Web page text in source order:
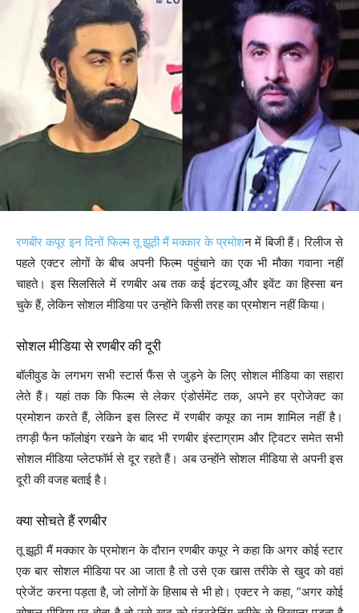
रणबीर कपूर इन दिनों फिल्म तू झूठी मैं मक्कार के प्रमोशन में बिजी हैं। रिलीज से
पहले एक्टर लोगों के बीच अपनी फिल्म पहुंचाने का एक भी मौका गवाना नहीं
चाहते। इस सिलसिले में रणबीर अब तक कई इंटरव्यू और इवेंट का हिस्सा बन
चुके हैं, लेकिन सोशल मीडिया पर उन्होंने किसी तरह का प्रमोशन नहीं किया।
सोशल मीडिया से रणबीर की दूरी
बॉलीवुड के लगभग सभी स्टार्स फैंस से जुड़ने के लिए सोशल मीडिया का सहारा
लेते हैं। यहां तक कि फिल्म से लेकर एंडोर्समेंट तक, अपने हर प्रोजेक्ट का
प्रमोशन करते हैं, लेकिन इस लिस्ट में रणबीर कपूर का नाम शामिल नहीं है।
तगड़ी फैन फॉलोइंग रखने के बाद भी रणबीर इंस्टाग्राम और ट्विटर समेत सभी
सोशल मीडिया प्लेटफॉर्म से दूर रहते हैं। अब उन्होंने सोशल मीडिया से अपनी इस
दूरी की वजह बताई है।
क्या सोचते हैं रणबीर
तू झूठी मैं मक्कार के प्रमोशन के दौरान रणबीर कपूर ने कहा कि अगर कोई स्टार
एक बार सोशल मीडिया पर आ जाता है तो उसे एक खास तरीके से खुद को वहां
प्रेजेंट करना पड़ता है, जो लोगों के हिसाब से भी हो। एक्टर ने कहा, ”अगर कोई